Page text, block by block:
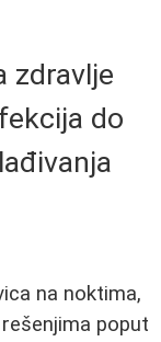
zdravlje
do
na noktima,
poput